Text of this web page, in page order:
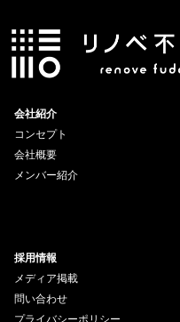
会社紹介
コンセプト
会社概要
メンバー紹介
採用情報
メディア掲載
問い合わせ
プライバシーポリシー